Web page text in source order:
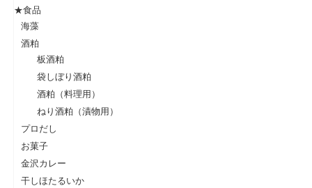
★食品
海藻
酒粕
板酒粕
袋しぼり酒粕
酒粕（料理用）
ねり酒粕（漬物用）
プロだし
お菓子
金沢カレー
干しほたるいか